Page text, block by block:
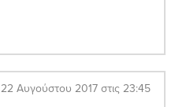
22 Αυγούστου 2017 στις 23:45